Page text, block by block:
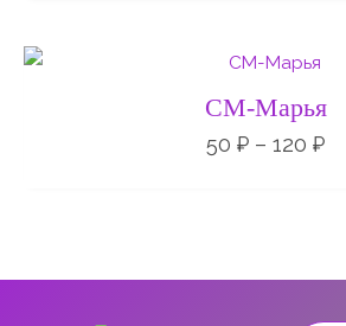
СМ-Марья
50 ₽ – 120 ₽
–